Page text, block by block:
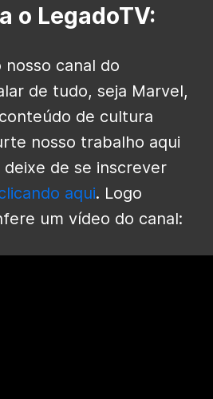
o LegadoTV:
nosso canal do
de tudo, seja Marvel,
de cultura
nosso trabalho aqui
de se inscrever
aqui. Logo
um vídeo do canal: